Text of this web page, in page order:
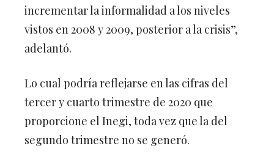
incrementar la informalidad a los niveles
vistos en 2008 y 2009, posterior a la crisis”,
adelantó.
Lo cual podría reflejarse en las cifras del
tercer y cuarto trimestre de 2020 que
proporcione el Inegi, toda vez que la del
segundo trimestre no se generó.